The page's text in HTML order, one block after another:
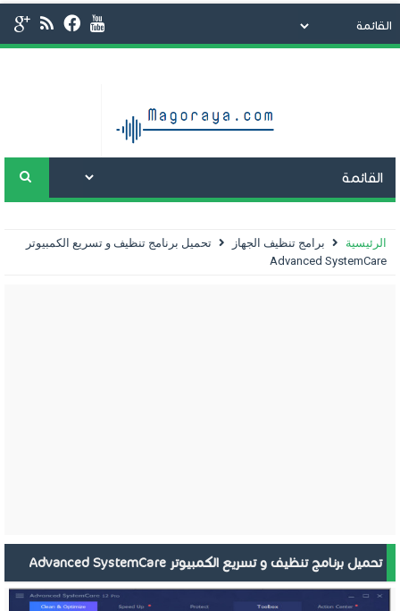
الرئيسية برامج تنظيف الجهاز
تحميل برنامج تنظيف و تسريع الكمبيوتر
Advanced SystemCare
تحميل برنامج تنظيف و تسريع الكمبيوتر Advanced SystemCare